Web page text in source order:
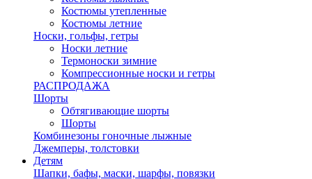
Костюмы утепленные
Костюмы летние
Носки, гольфы, гетры
Носки летние
Термоноски зимние
Компрессионные носки и гетры
РАСПРОДАЖА
Шорты
Обтягивающие шорты
Шорты
Комбинезоны гоночные лыжные
Джемперы, толстовки
Детям
Шапки, бафы, маски, шарфы, повязки